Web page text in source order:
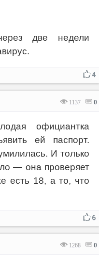
две недели
4
1137 0
официантка
ей паспорт.
И только
— она проверяет
есть 18, а то, что
6
1268 0